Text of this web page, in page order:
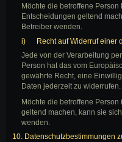
Möchte die betroffene
Entscheidungen geltend
Betreiber wenden.
i) Recht auf Widerruf einer
Jede von der Verarbeitung
Person hat das vom
gewährte Recht, eine
Daten jederzeit zu widerrufen.
Möchte die betroffene
geltend machen, kann sie
wenden.
10. Datenschutzbestimmungen